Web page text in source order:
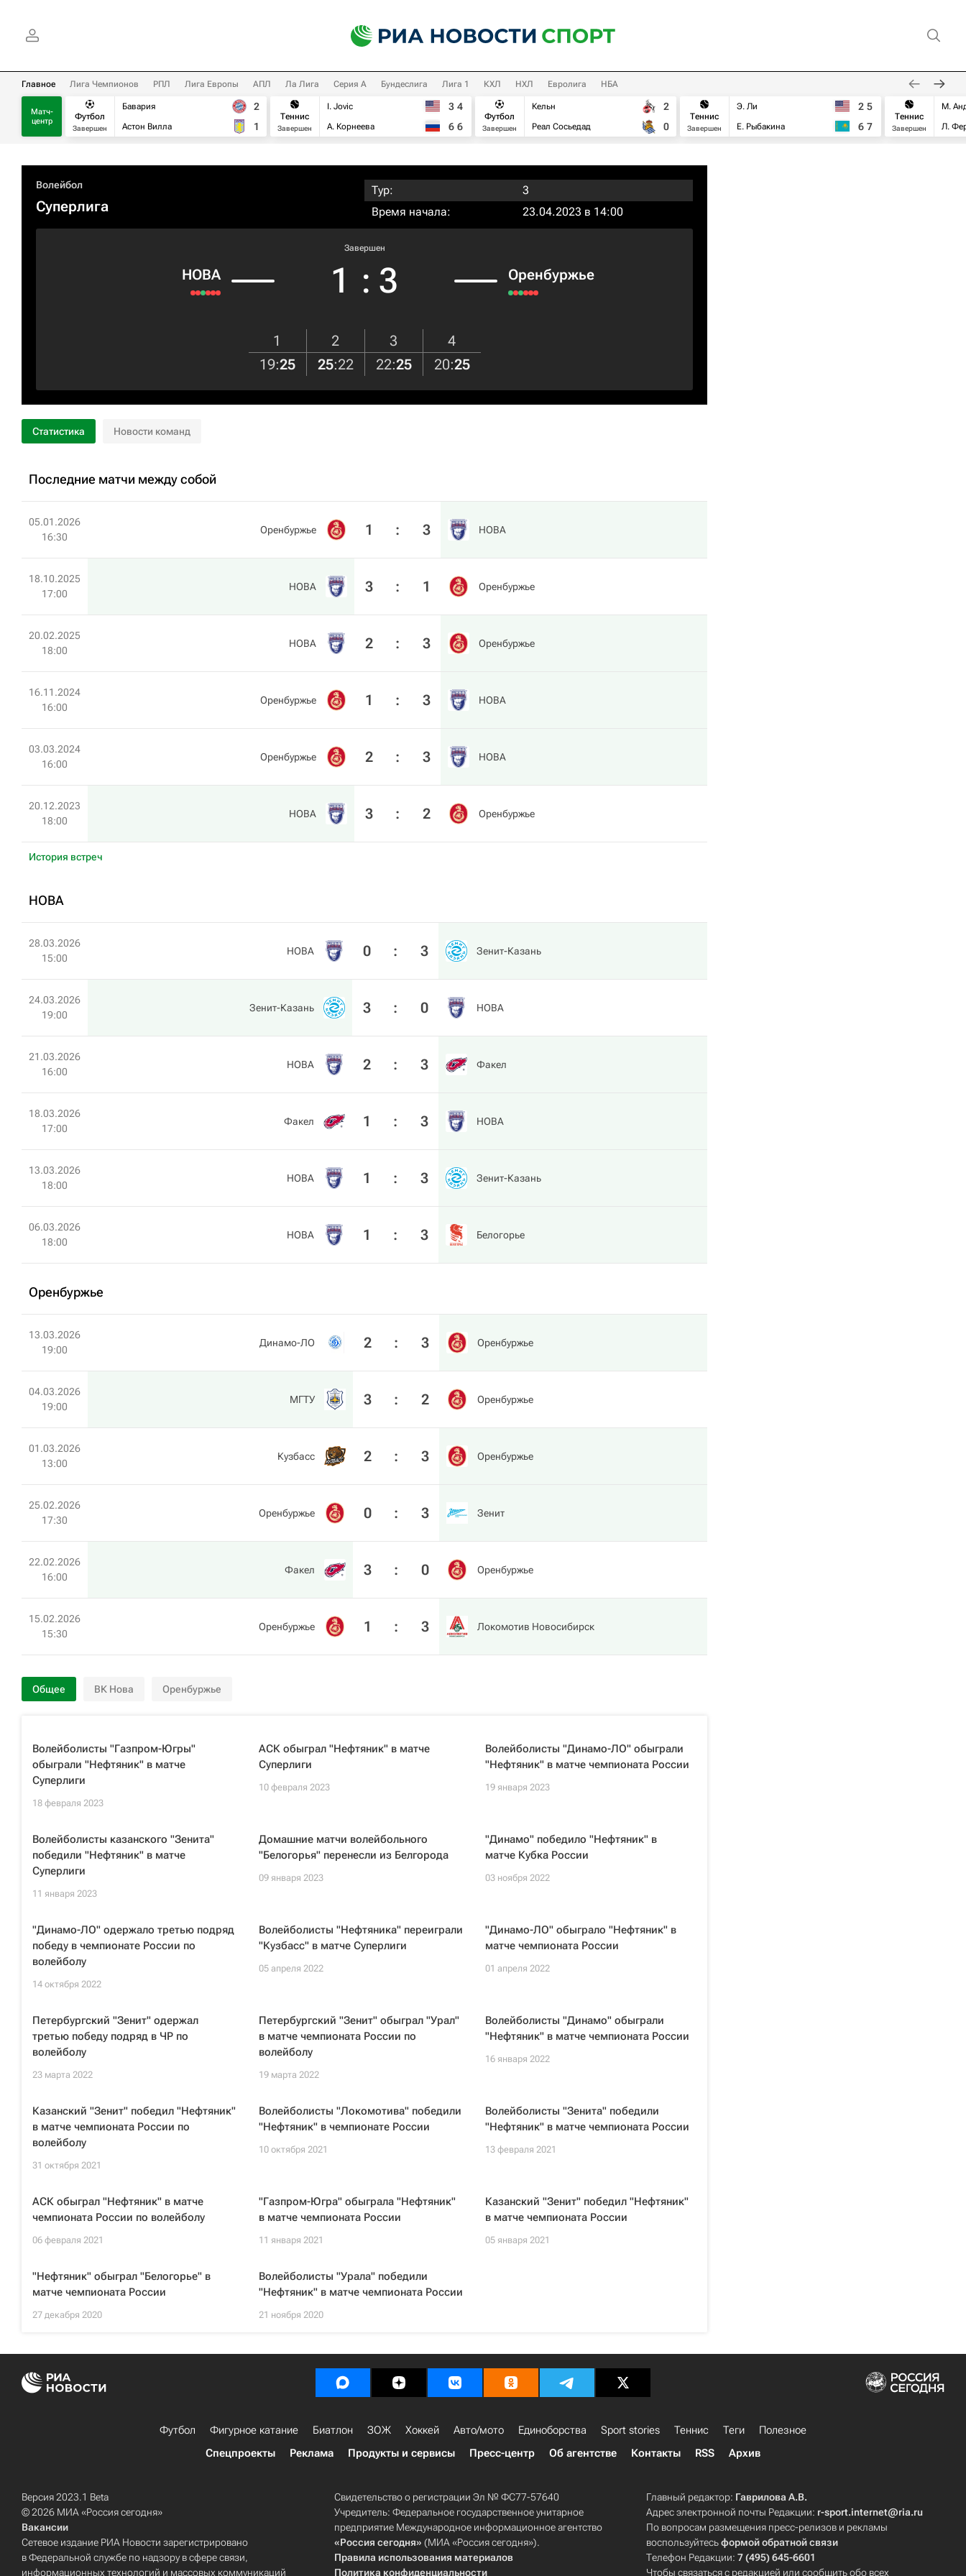
Главное Лига Чемпионов РПЛ Лига Европы АПЛ Ла Лига Серия А Бундеслига Лига 1 КХЛ НХЛ Евролига НБА
Матч-
центр
Футбол
Завершен
Бавария
Астон Вилла
2
1
Теннис
Завершен
I. Jovic
А. Корнеева
3 4
6 6
Футбол
Завершен
Кельн
Реал Сосьедад
2
0
Теннис
Завершен
Э. Ли
Е. Рыбакина
2 5
6 7
Теннис
Завершен
М.
Л.
Волейбол
Суперлига
Тур:
3
Время начала:
23.04.2023 в 14:00
HOBA
Завершен
1 : 3 Оренбуржье
1 2 3
4
19:25 25:22 22:25 20:25
Статистика Новости команд
Последние матчи между собой
05.01.2026
16:30
Оренбуржье 1 : 3 HOBA
18.10.2025
17:00
HOBA 3 : 1 Оренбуржье
20.02.2025
18:00
HOBA 2 : 3 Оренбуржье
16.11.2024
16:00
Оренбуржье 1 : 3 HOBA
03.03.2024
16:00
Оренбуржье 2 : 3 HOBA
20.12.2023
18:00
HOBA 3 : 2 Оренбуржье
История встреч
HOBA
28.03.2026
15:00
HOBA 0 : 3 Зенит-Казань
24.03.2026
19:00
Зенит-Казань 3 : 0 HOBA
21.03.2026
16:00
HOBA 2 : 3 Факел
18.03.2026
17:00
Факел 1 : 3 HOBA
13.03.2026
18:00
HOBA 1 : 3 Зенит-Казань
06.03.2026
18:00
HOBA 1 : 3 Белогорье
Оренбуржье
13.03.2026
19:00
Динамо-ЛО 2 : 3 Оренбуржье
04.03.2026
19:00
МГТУ 3 : 2 Оренбуржье
01.03.2026
13:00
Кузбасс 2 : 3 Оренбуржье
25.02.2026
17:30
Оренбуржье 0 : 3 Зенит
22.02.2026
16:00
Факел 3 : 0 Оренбуржье
15.02.2026
15:30
Оренбуржье 1 : 3 Локомотив Новосибирск
Общее ВК Нова Оренбуржье
Волейболисты "Газпром-Югры"
обыграли "Нефтяник" в матче
Суперлиги
18 февраля 2023
АСК обыграл "Нефтяник" в матче
Суперлиги
10 февраля 2023
Волейболисты "Динамо-ЛО" обыграли
"Нефтяник" в матче чемпионата России
19 января 2023
Волейболисты казанского "Зенита"
победили "Нефтяник" в матче
Суперлиги
11 января 2023
Домашние матчи волейбольного
"Белогорья" перенесли из Белгорода
09 января 2023
"Динамо" победило "Нефтяник" в
матче Кубка России
03 ноября 2022
"Динамо-ЛО" одержало третью подряд
победу в чемпионате России по
волейболу
14 октября 2022
Волейболисты "Нефтяника" переиграли
"Кузбасс" в матче Суперлиги
05 апреля 2022
"Динамо-ЛО" обыграло "Нефтяник" в
матче чемпионата России
01 апреля 2022
Петербургский "Зенит" одержал
третью победу подряд в ЧР по
волейболу
23 марта 2022
Петербургский "Зенит" обыграл "Урал"
в матче чемпионата России по
волейболу
19 марта 2022
Волейболисты "Динамо" обыграли
"Нефтяник" в матче чемпионата России
16 января 2022
Казанский "Зенит" победил "Нефтяник"
в матче чемпионата России по
волейболу
31 октября 2021
Волейболисты "Локомотива" победили
"Нефтяник" в чемпионате России
10 октября 2021
Волейболисты "Зенита" победили
"Нефтяник" в матче чемпионата России
13 февраля 2021
АСК обыграл "Нефтяник" в матче
чемпионата России по волейболу
06 февраля 2021
"Газпром-Югра" обыграла "Нефтяник"
в матче чемпионата России
11 января 2021
Казанский "Зенит" победил "Нефтяник"
в матче чемпионата России
05 января 2021
"Нефтяник" обыграл "Белогорье" в
матче чемпионата России
27 декабря 2020
Волейболисты "Урала" победили
"Нефтяник" в матче чемпионата России
21 ноября 2020
Футбол Фигурное катание Биатлон ЗОЖ Хоккей Авто/мото Единоборства Sport stories Теннис Теги
Полезное
Спецпроекты
Реклама Продукты и сервисы Пресс-центр Об агентстве Контакты RSS Архив
Версия 2023.1 Beta
© 2026 МИА «Россия сегодня»
Вакансии
Сетевое издание РИА Новости зарегистрировано
в Федеральной службе по надзору в сфере связи,
информационных технологий и массовых коммуникаций
Свидетельство о регистрации Эл № ФС77-57640
Учредитель: Федеральное государственное унитарное
предприятие Международное информационное агентство
«Россия сегодня» (МИА «Россия сегодня»).
Правила использования материалов
Политика конфиденциальности
Главный редактор: Гаврилова А.В.
Адрес электронной почты Редакции: r-sport.internet@ria.ru
По вопросам размещения пресс-релизов и рекламы
воспользуйтесьформой обратной связи
Телефон Редакции:7 (495) 645-6601
Чтобы связаться с редакцией или сообщить обо всех